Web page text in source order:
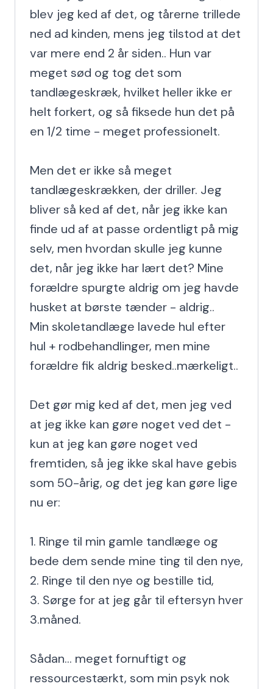
blev jeg ked af det, og tårerne trillede
ned ad kinden, mens jeg tilstod at det
var mere end 2 år siden.. Hun var
meget sød og tog det som
tandlægeskræk, hvilket heller ikke er
helt forkert, og så fiksede hun det på
en 1/2 time - meget professionelt.
Men det er ikke så meget
tandlægeskrækken, der driller. Jeg
bliver så ked af det, når jeg ikke kan
finde ud af at passe ordentligt på mig
selv, men hvordan skulle jeg kunne
det, når jeg ikke har lært det? Mine
forældre spurgte aldrig om jeg havde
husket at børste tænder - aldrig..
Min skoletandlæge lavede hul efter
hul + rodbehandlinger, men mine
forældre fik aldrig besked..mærkeligt..
Det gør mig ked af det, men jeg ved
at jeg ikke kan gøre noget ved det -
kun at jeg kan gøre noget ved
fremtiden, så jeg ikke skal have gebis
som 50-årig, og det jeg kan gøre lige
nu er:
1. Ringe til min gamle tandlæge og
bede dem sende mine ting til den nye,
2. Ringe til den nye og bestille tid,
3. Sørge for at jeg går til eftersyn hver
3.måned.
Sådan... meget fornuftigt og
ressourcestærkt, som min psyk nok